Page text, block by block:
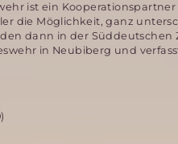
ist ein
die Möglichkeit, ganz
dann in der
in Neubiberg und